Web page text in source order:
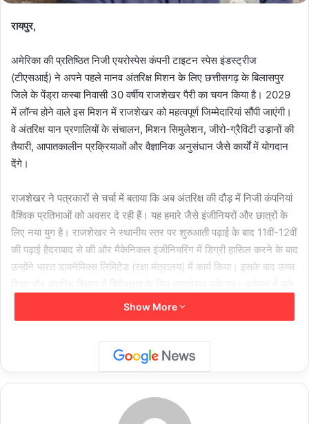
रायपुर,
अमेरिका की प्रतिष्ठित निजी एयरोस्पेस कंपनी टाइटन स्पेस इंडस्ट्रीज
(टीएसआई) ने अपने पहले मानव अंतरिक्ष मिशन के लिए छत्तीसगढ़ के बिलासपुर
जिले के पेंड्रा कस्बा निवासी 30 वर्षीय राजशेखर पैरी का चयन किया है। 2029
में लॉन्च होने वाले इस मिशन में राजशेखर को महत्वपूर्ण जिम्मेदारियां सौंपी जाएंगी।
वे अंतरिक्ष यान प्रणालियों के संचालन, मिशन सिमुलेशन, जीरो-ग्रैविटी उड़ानों की
तैयारी, आपातकालीन प्रक्रियाओं और वैज्ञानिक अनुसंधान जैसे कार्यों में योगदान
देंगे।
राजशेखर ने पत्रकारों से चर्चा में बताया कि अब अंतरिक्ष की दौड़ में निजी कंपनियां
वैश्विक प्रतिभाओं को अवसर दे रही हैं। यह हमारे जैसे इंजीनियरों और छात्रों के
लिए नया युग है। राजशेखर ने स्थानीय स्तर पर शुरुआती पढ़ाई के बाद 11वीं-12वीं
की पढ़ाई हैदराबाद से की और मैकेनिकल इंजीनियरिंग में डिग्री हासिल करने के बाद
उन्होंने भारत डायनेमिक्स लिमिटेड (रक्षा मंत्रालय) में कार्य किया। इसके बाद उच्च
में रह रहे राजशेखर एयरोस्पेस और मैकेनिकल इंजीनियरिंग की पढ़ाई कर रहे हैं और
स्पेस टेक्नोलॉजी कंपनी ऑर्बिटालॉकर में प्रोजेक्ट मैनेजर (इंजीनियरिंग) के रूप में
राजशेखर ने मिशन के लिए कठिन प्रशिक्षण प्रक्रिया को सफलतापूर्वक पार किया,
जिसमें नकली चंद्र मिशन, एनालॉग स्पेस आवासों में समय बिताना और उच्च स्तरीय
शारीरिक व मानसिक मापदंडों को पूरा करना शामिल था। इसके अतिरिक्त, उन्होंने
कम्प्यूटेशनल फ्लूइड डायनेमिक्स में इंटर्नशिप और एयरोस्पेस प्रणोदन में विशेषज्ञता
Show More